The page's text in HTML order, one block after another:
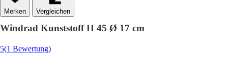
Vergleichen
Windrad Kunststoff H 45 Ø 17 cm
5(1 Bewertung)